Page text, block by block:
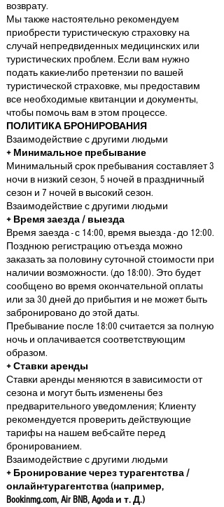
возврату.
Мы также настоятельно рекомендуем
приобрести туристическую страховку на
случай непредвиденных медицинских или
туристических проблем. Если вам нужно
подать какие-либо претензии по вашей
туристической страховке, мы предоставим
все необходимые квитанции и документы,
чтобы помочь вам в этом процессе.
ПОЛИТИКА БРОНИРОВАНИЯ
Взаимодействие с другими людьми
+ Минимальное пребывание
Минимальный срок пребывания составляет 3
ночи в низкий сезон, 5 ночей в праздничный
сезон и 7 ночей в высокий сезон.
Взаимодействие с другими людьми
+ Время заезда / выезда
Время заезда - с 14:00, время выезда - до 12:00.
Позднюю регистрацию отъезда можно
заказать за половину суточной стоимости при
наличии возможности. (до 18:00). Это будет
сообщено во время окончательной оплаты
или за 30 дней до прибытия и не может быть
забронировано до этой даты.
Пребывание после 18:00 считается за полную
ночь и оплачивается соответствующим
образом.
+ Ставки аренды
Ставки аренды меняются в зависимости от
сезона и могут быть изменены без
предварительного уведомления; Клиенту
рекомендуется проверить действующие
тарифы на нашем веб-сайте перед
бронированием.
Взаимодействие с другими людьми
+ Бронирование через турагентства /
онлайн-турагентства (например,
Bookinmg.com, Air BNB, Agoda и т. Д.)